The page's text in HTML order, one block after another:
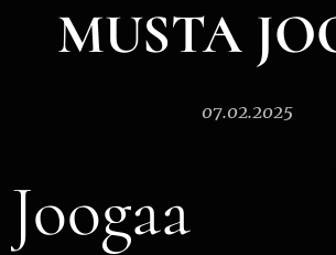
MUSTA
07.02.2025
Joogaa